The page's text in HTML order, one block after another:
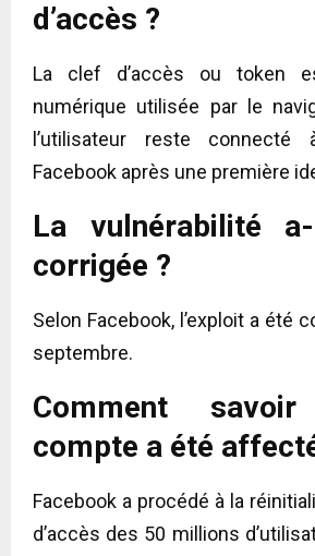
d’accès ?
La clef d’accès ou token
numérique utilisée par le
l’utilisateur reste
Facebook après une première
La vulnérabilité
corrigée ?
Selon Facebook, l’exploit a été
septembre.
Comment
compte a été
Facebook a procédé à la
d’accès des 50 millions